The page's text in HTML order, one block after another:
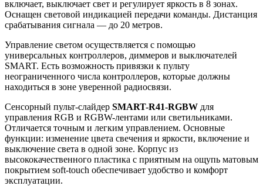
включает, выключает свет и регулирует яркость в 8 зонах.
Оснащен световой индикацией передачи команды. Дистанция
срабатывания сигнала — до 20 метров.
Управление светом осуществляется с помощью
универсальных контроллеров, диммеров и выключателей
SMART. Есть возможность привязки к пульту
неограниченного числа контроллеров, которые должны
находиться в зоне уверенной радиосвязи.
Сенсорный пульт-слайдер SMART-R41-RGBW для
управления RGB и RGBW-лентами или светильниками.
Отличается точным и легким управлением. Основные
функции: изменение цвета свечения и яркости, включение и
выключение света в одной зоне. Корпус из
высококачественного пластика с приятным на ощупь матовым
покрытием soft-touch обеспечивает удобство и комфорт
эксплуатации.